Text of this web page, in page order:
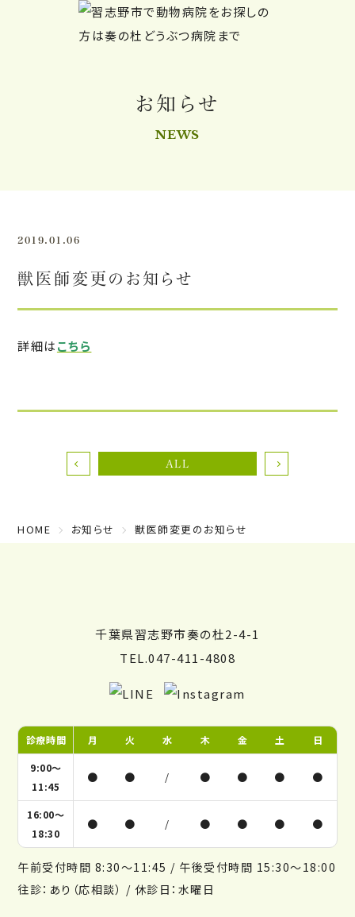
お知らせ
NEWS
2019.01.06
獣医師変更のお知らせ
詳細はこちら
ALL
HOME お知らせ 獣医師変更のお知らせ
千葉県習志野市奏の杜2-4-1
TEL.047-411-4808
診療時間 月 火 水 木 金 土 日
9:00～
11:45
● ● / ● ● ● ●
16:00～
18:30
● ● / ● ● ● ●
午前受付時間 8:30～11:45 / 午後受付時間 15:30～18:00
往診：あり（応相談） / 休診日：水曜日